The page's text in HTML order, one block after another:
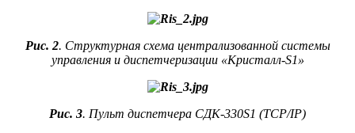
Рис. 2. Структурная схема централизованной системы
управления и диспетчеризации «Кристалл-S1»
Рис. 3. Пульт диспетчера СДК-330S1 (TCP/IP)